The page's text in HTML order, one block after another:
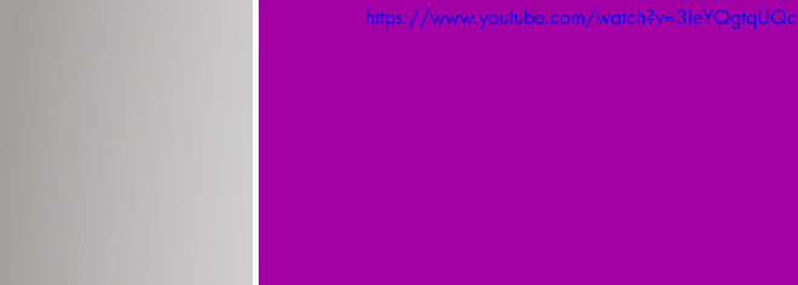
https://www.youtube.com/watch?v=3IeYQgtqUQc